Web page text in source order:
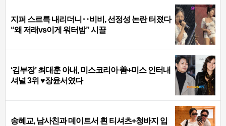
지퍼 스르륵 내리더니‥비비, 선정성 논란 터졌다
“왜 저래vs이게 워터밤” 시끌
‘김부장’ 최대훈 아내, 미스코리아 善+미스 인터내
셔널 3위 ♥장윤서였다
송혜교, 남사친과 데이트서 흰 티셔츠+청바지 입